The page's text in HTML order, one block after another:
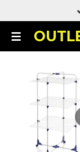
naar
de